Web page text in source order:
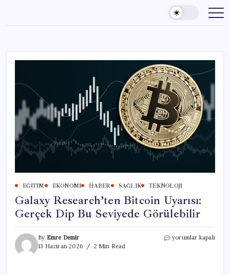
content
EĞITIM EKONOMI HABER SAĞLIK TEKNOLOJI
Galaxy Research’ten Bitcoin Uyarısı:
Gerçek Dip Bu Seviyede Görülebilir
By Emre Demir
13 Haziran 2026
2 Min Read
Galaxy
yorumlar kapalı